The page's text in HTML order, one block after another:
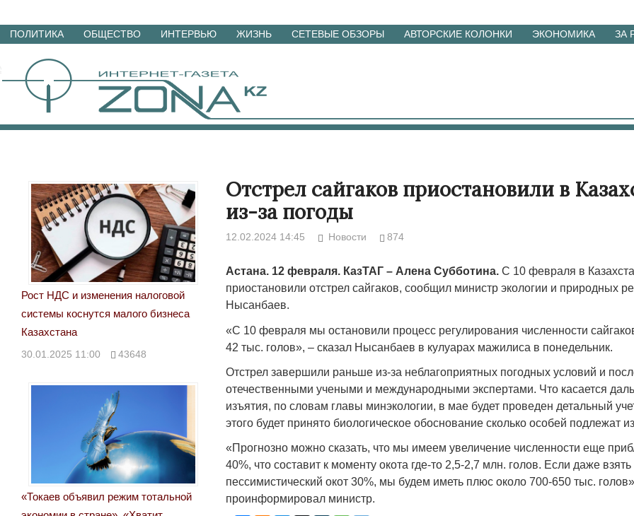
Перейти
материалам
ПОЛИТИКА ОБЩЕСТВО ИНТЕРВЬЮ ЖИЗНЬ СЕТЕВЫЕ ОБЗОРЫ АВТОРСКИЕ КОЛОНКИ ЭКОНОМИКА ЗА
Отстрел сайгаков приостановили в
из-за погоды
12.02.2024 14:45 Новости 874
Астана. 12 февраля. КазТАГ – Алена Субботина.С 10 февраля в
приостановили отстрел сайгаков, сообщил министр экологии и природных
Нысанбаев.
«С 10 февраля мы остановили процесс регулирования численности
42 тыс. голов», – сказал Нысанбаев в кулуарах мажилиса в понедельник.
Отстрел завершили раньше из-за неблагоприятных погодных условий и
отечественными учеными и международными экспертами. Что касается
изъятия, по словам главы минэкологии, в мае будет проведен детальный
этого будет принято биологическое обоснование сколько особей подлежат
«Прогнозно можно сказать, что мы имеем увеличение численности еще
40%, что составит к моменту окота где-то 2,5-2,7 млн. голов. Если даже взять
пессимистический окот 30%, мы будем иметь плюс около 700-650 тыс.
проинформировал министр.
Рост НДС и изменения налоговой
системы коснутся малого бизнеса
Казахстана
30.01.2025 11:00 43648
«Токаев объявил режим тотальной
Народ выбрал свет
17.10.2024 17:00 29972
Странная
Дарига не
30.10.2024